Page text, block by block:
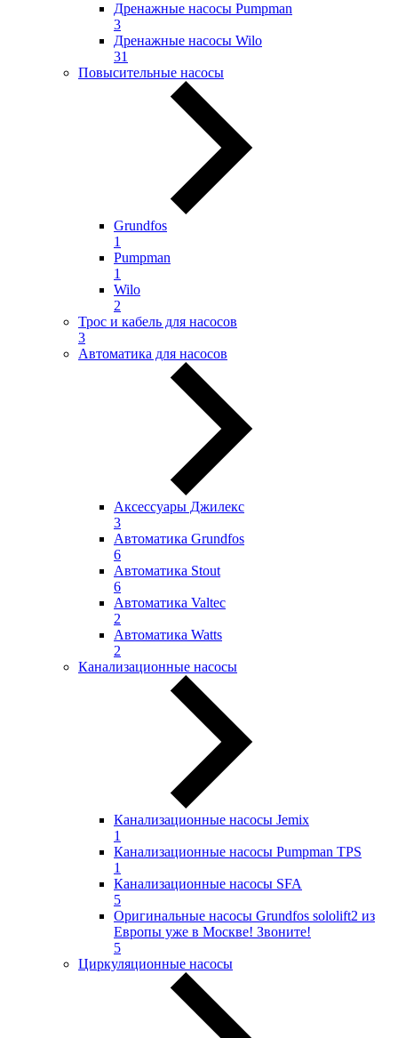
Дренажные насосы Pumpman
3
Дренажные насосы Wilo
31
Повысительные насосы
Grundfos
1
Pumpman
1
Wilo
2
Трос и кабель для насосов
3
Автоматика для насосов
Аксессуары Джилекс
3
Автоматика Grundfos
6
Автоматика Stout
6
Автоматика Valtec
2
Автоматика Watts
2
Канализационные насосы
Канализационные насосы Jemix
1
Канализационные насосы Pumpman TPS
1
Канализационные насосы SFA
5
Оригинальные насосы Grundfos sololift2 из
Европы уже в Москве! Звоните!
5
Циркуляционные насосы